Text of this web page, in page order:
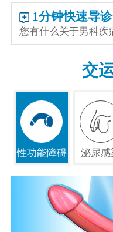
1分钟快速导诊
您有什么关于男科疾
交
性功能障碍 泌尿感